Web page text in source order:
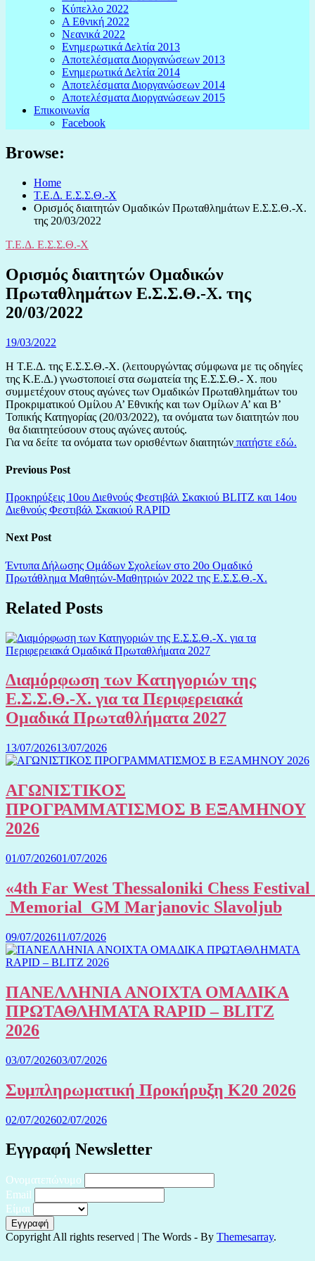
Κύπελλο 2022
Α Εθνική 2022
Νεανικά 2022
Ενημερωτικά Δελτία 2013
Αποτελέσματα Διοργανώσεων 2013
Ενημερωτικά Δελτία 2014
Αποτελέσματα Διοργανώσεων 2014
Αποτελέσματα Διοργανώσεων 2015
Επικοινωνία
Facebook
Browse:
Home
Τ.Ε.Δ. Ε.Σ.Σ.Θ.-Χ
Ορισμός διαιτητών Ομαδικών Πρωταθλημάτων Ε.Σ.Σ.Θ.-Χ.
της 20/03/2022
Τ.Ε.Δ. Ε.Σ.Σ.Θ.-Χ
Ορισμός διαιτητών Ομαδικών
Πρωταθλημάτων Ε.Σ.Σ.Θ.-Χ. της
20/03/2022
19/03/2022
Η Τ.Ε.Δ. της Ε.Σ.Σ.Θ.-Χ. (λειτουργώντας σύμφωνα με τις οδηγίες
της Κ.Ε.Δ.) γνωστοποιεί στα σωματεία της Ε.Σ.Σ.Θ.- Χ. που
συμμετέχουν στους αγώνες των Ομαδικών Πρωταθλημάτων του
Προκριματικού Ομίλου Α’ Εθνικής και των Ομίλων Α’ και Β’
Τοπικής Κατηγορίας (20/03/2022), τα ονόματα των διαιτητών που
θα διαιτητεύσουν στους αγώνες αυτούς.
Για να δείτε τα ονόματα των ορισθέντων διαιτητών πατήστε εδώ.
Previous Post
Προκηρύξεις 10ου Διεθνούς Φεστιβάλ Σκακιού BLITZ και 14ου
Διεθνούς Φεστιβάλ Σκακιού RAPID
Next Post
Έντυπα Δήλωσης Ομάδων Σχολείων στο 20ο Ομαδικό
Πρωτάθλημα Μαθητών-Μαθητριών 2022 της Ε.Σ.Σ.Θ.-Χ.
Related Posts
Διαμόρφωση των Κατηγοριών της
Ε.Σ.Σ.Θ.-Χ. για τα Περιφερειακά
Ομαδικά Πρωταθλήματα 2027
13/07/202613/07/2026
ΑΓΩΝΙΣΤΙΚΟΣ
ΠΡΟΓΡΑΜΜΑΤΙΣΜΟΣ Β ΕΞΑΜΗΝΟΥ
2026
01/07/202601/07/2026
«4th Far West Thessaloniki Chess Festival
Memorial GM Marjanovic Slavoljub
09/07/202611/07/2026
ΠΑΝΕΛΛΗΝΙΑ ΑΝΟΙΧΤΑ ΟΜΑΔΙΚΑ
ΠΡΩΤΑΘΛΗΜΑΤΑ RAPID – BLITZ
2026
03/07/202603/07/2026
Συμπληρωματική Προκήρυξη Κ20 2026
02/07/202602/07/2026
Εγγραφή Newsletter
Ονοματεπώνυμο
Email
Είμαι
Copyright All rights reserved | The Words - By Themesarray.